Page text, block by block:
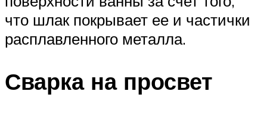
что шлак покрывает ее и частички
расплавленного металла.
Сварка на просвет